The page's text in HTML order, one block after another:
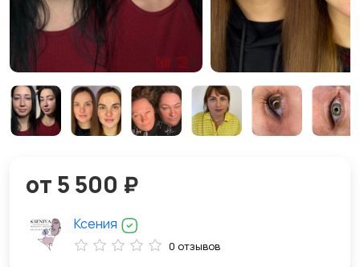
от 5 500 ₽
Ксения
0 отзывов